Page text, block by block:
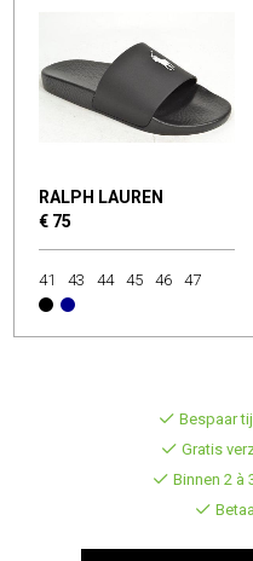
RALPH LAUREN
€ 75
41 43 44 45 46 47
Bespaar
Gratis
Binnen 2 à